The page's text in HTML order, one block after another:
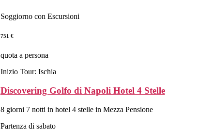
Soggiorno con Escursioni
751 €
quota a persona
Inizio Tour: Ischia
Discovering Golfo di Napoli Hotel 4 Stelle
8 giorni 7 notti in hotel 4 stelle in Mezza Pensione
Partenza di sabato